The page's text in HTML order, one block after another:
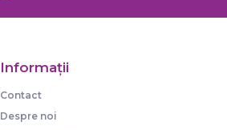
Informaţii
Contact
Despre noi